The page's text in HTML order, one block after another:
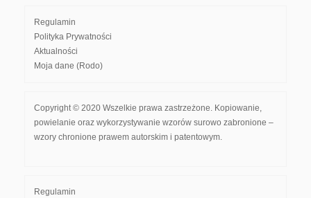
Regulamin
Polityka Prywatności
Aktualności
Moja dane (Rodo)
Copyright © 2020 Wszelkie prawa zastrzeżone. Kopiowanie,
powielanie oraz wykorzystywanie wzorów surowo zabronione –
wzory chronione prawem autorskim i patentowym.
Regulamin